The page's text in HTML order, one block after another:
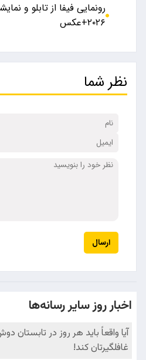
رونمایی فیفا از تابلو و
۲۰۲۶+عکس
نظر شما
ارسال